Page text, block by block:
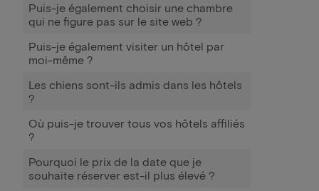
Puis-je également choisir une chambre
qui ne figure pas sur le site web ?
Puis-je également visiter un hôtel par
moi-même ?
Les chiens sont-ils admis dans les hôtels
?
Où puis-je trouver tous vos hôtels affiliés
?
Pourquoi le prix de la date que je
souhaite réserver est-il plus élevé ?